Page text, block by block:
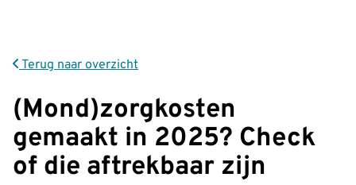
Terug naar overzicht
(Mond)zorgkosten
gemaakt in 2025? Check
of die aftrekbaar zijn